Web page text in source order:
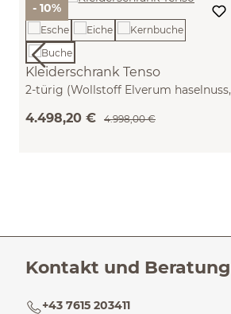
- 10%
Kleiderschrank Tenso
2-türig (Wollstoff Elverum haselnuss,
4.498,20 € 4.998,00 €
Kontakt und Beratung
+43 7615 203411